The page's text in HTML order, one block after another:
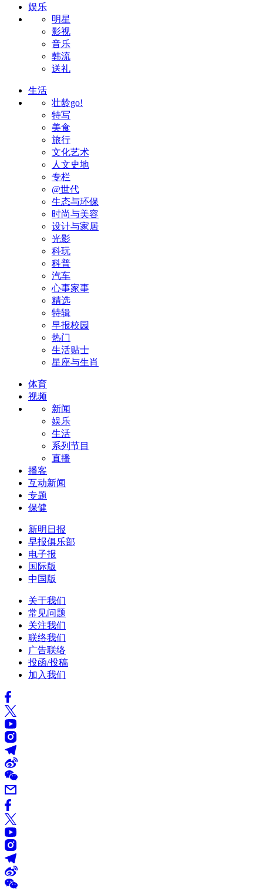
娱乐
明星
影视
音乐
韩流
送礼
生活
壮龄go!
特写
美食
旅行
文化艺术
人文史地
专栏
@世代
生态与环保
时尚与美容
设计与家居
光影
科玩
科普
汽车
心事家事
精选
特辑
早报校园
热门
生活贴士
星座与生肖
体育
视频
新闻
娱乐
生活
系列节目
直播
播客
互动新闻
专题
保健
新明日报
早报俱乐部
电子报
国际版
中国版
关于我们
常见问题
关注我们
联络我们
广告联络
投函/投稿
加入我们